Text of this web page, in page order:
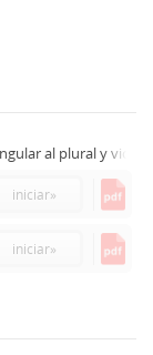
al plural y
iniciar»
iniciar»